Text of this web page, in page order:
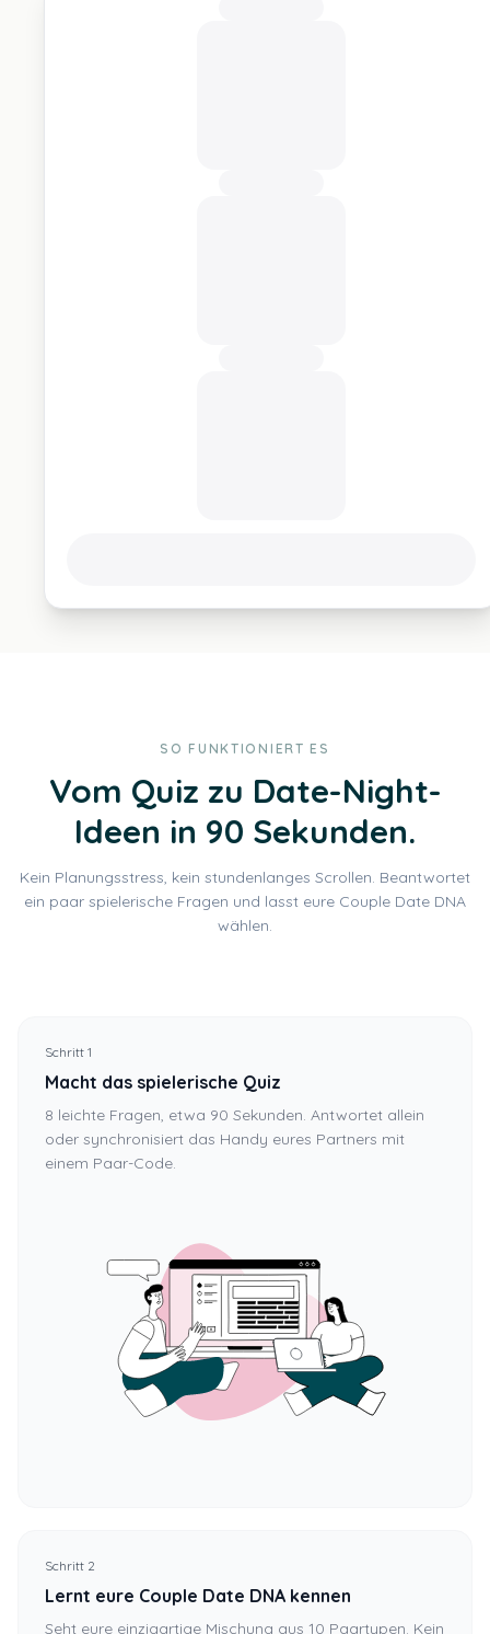
SO FUNKTIONIERT ES
Vom Quiz zu Date-Night-
Ideen in 90 Sekunden.
Kein Planungsstress, kein stundenlanges Scrollen. Beantwortet
ein paar spielerische Fragen und lasst eure Couple Date DNA
wählen.
Schritt 1
Macht das spielerische Quiz
8 leichte Fragen, etwa 90 Sekunden. Antwortet allein
oder synchronisiert das Handy eures Partners mit
einem Paar-Code.
Schritt 2
Lernt eure Couple Date DNA kennen
Seht eure einzigartige Mischung aus 10 Paartypen. Kein